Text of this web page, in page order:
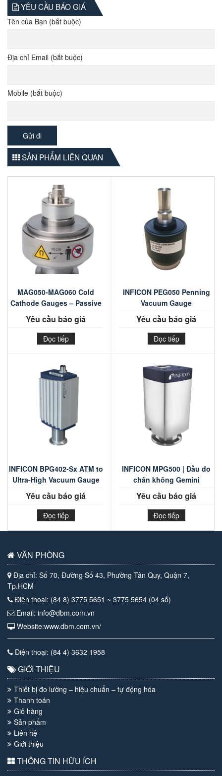
YÊU CẦU BÁO GIÁ
Tên của Bạn (bắt buộc)
Địa chỉ Email (bắt buộc)
Mobile (bắt buộc)
SẢN PHẨM LIÊN QUAN
MAG050-MAG060 Cold
Cathode Gauges – Passive
Yêu cầu báo giá
Đọc tiếp
INFICON PEG050 Penning
Vacuum Gauge
Yêu cầu báo giá
Đọc tiếp
INFICON BPG402-Sx ATM to
Ultra-High Vacuum Gauge
Yêu cầu báo giá
Đọc tiếp
INFICON MPG500 | Đầu đo
chân không Gemini
Yêu cầu báo giá
Đọc tiếp
VĂN PHÒNG
Địa chỉ: Số 70, Đường Số 43, Phường Tân Quy, Quận 7,
Tp.HCM
Điện thoại: (84 8) 3775 5651 ~ 3775 5654 (04 số)
Email: info@dbm.com.vn
Website:www.dbm.com.vn/
Điện thoại: (84 4) 3632 1958
GIỚI THIỆU
Thiết bị đo lường – hiệu chuẩn – tự động hóa
Thanh toán
Giỏ hàng
Sản phẩm
Liên hệ
Giới thiệu
THÔNG TIN HỮU ÍCH